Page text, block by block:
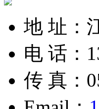
地 址：
电 话：
传 真：